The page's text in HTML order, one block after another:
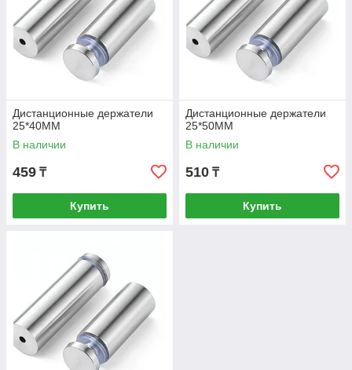
Дистанционные держатели
25*40MM
В наличии
459 ₸
Купить
Дистанционные держатели
25*50MM
В наличии
510 ₸
Купить